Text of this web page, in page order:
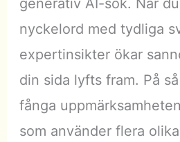
generativ AI-sök. När
nyckelord med tydliga
expertinsikter ökar
din sida lyfts fram. På
fånga
som använder flera